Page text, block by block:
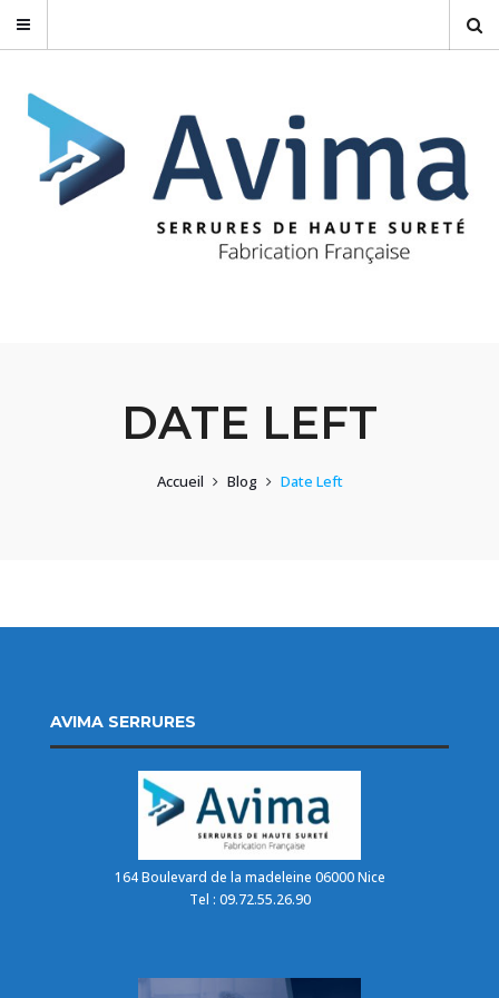
DATE LEFT
Accueil Blog Date Left
AVIMA SERRURES
164 Boulevard de la madeleine 06000 Nice
Tel : 09.72.55.26.90